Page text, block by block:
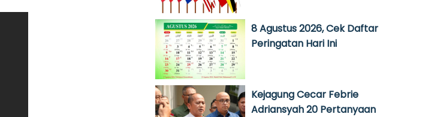
8 Agustus 2026, Cek Daftar
Peringatan Hari Ini
Kejagung Cecar Febrie
Adriansyah 20 Pertanyaan